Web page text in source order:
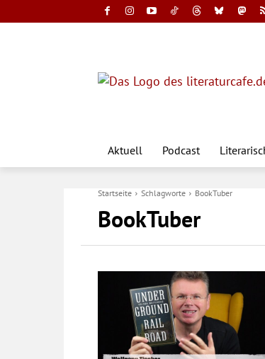
Aktuell Podcast
Startseite Schlagworte BookTuber
BookTuber